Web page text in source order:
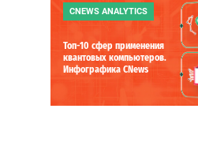
CNEWS ANALYTICS
Топ-10 сфер применения
квантовых компьютеров.
Инфографика CNews